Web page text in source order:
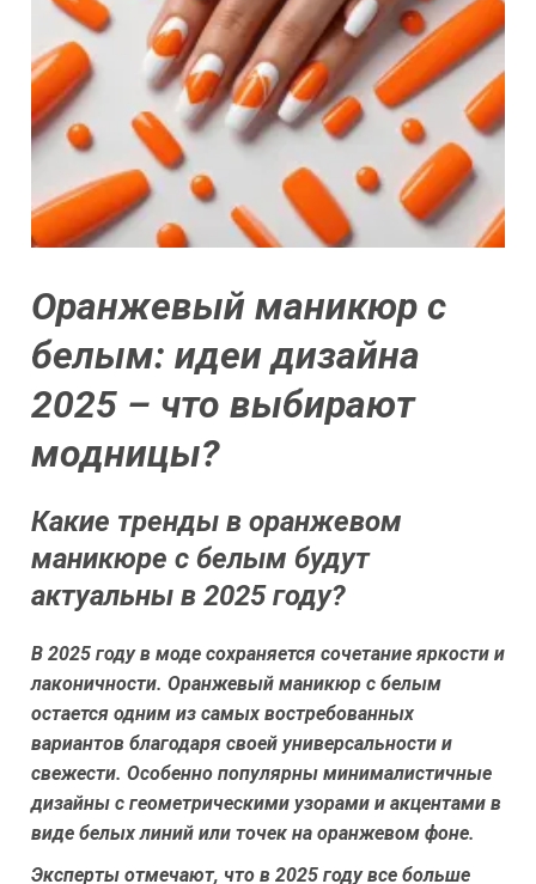
Оранжевый маникюр с
белым: идеи дизайна
2025 – что выбирают
модницы?
Какие тренды в оранжевом
маникюре с белым будут
актуальны в 2025 году?
В 2025 году в моде сохраняется сочетание яркости и
лаконичности. Оранжевый маникюр с белым
остается одним из самых востребованных
вариантов благодаря своей универсальности и
свежести. Особенно популярны минималистичные
дизайны с геометрическими узорами и акцентами в
виде белых линий или точек на оранжевом фоне.
Эксперты отмечают, что в 2025 году все больше